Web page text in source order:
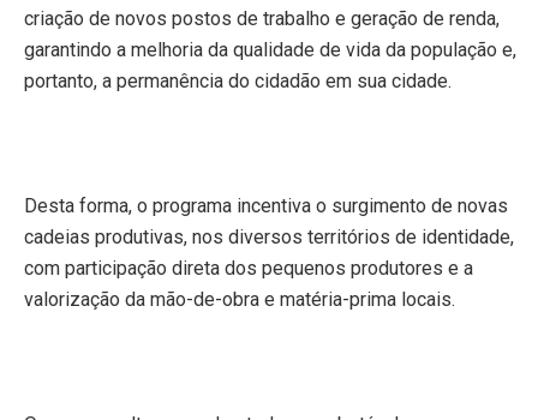
criação de novos postos de trabalho e geração de renda,
garantindo a melhoria da qualidade de vida da população e,
portanto, a permanência do cidadão em sua cidade.
Desta forma, o programa incentiva o surgimento de novas
cadeias produtivas, nos diversos territórios de identidade,
com participação direta dos pequenos produtores e a
valorização da mão-de-obra e matéria-prima locais.